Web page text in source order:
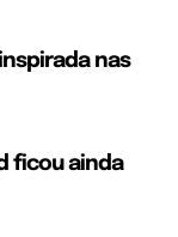
nas
ficou ainda